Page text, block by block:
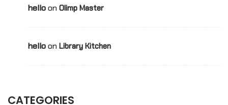
helloon Olimp Master
helloon Library Kitchen
CATEGORIES